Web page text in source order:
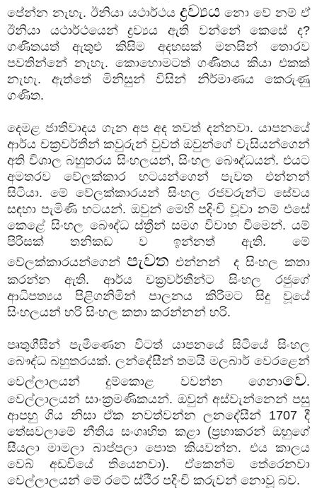
පේන්න නැහැ. ඊනියා යථාර්ථය ද්‍රව්‍යය නො වේ නම් ඒ
ඊනියා යථාර්ථයෙන් ද්‍රව්‍යය ඇති වන්නේ කෙසේ ද?
ගණිතයත් ඇතුළු කිසිම අදහසක් මනසින් තොරව
පවතින්නේ නැහැ. කොහොමටත් ගණිතය කියා එකක්
නැහැ. ඇත්තේ මිනිසුන් විසින් නිර්මාණය කෙරුණු
ගණිත.
දෙමළ ජාතිවාදය ගැන අප අද තවත් දන්නවා. යාපනයේ
ආර්ය චක්‍රවර්තීන් කවුරුන් වුවත් ඔවුන්ගේ වැසියන්ගෙන්
අති විශාල බහුතරය සිංහලයන්, සිංහල බෞද්ධයන්. එයට
අමතරව වේලක්කාර භටයන්ගෙන් පැවත එන්නන්
සිටියා. මේ වේලක්කාරයන් සිංහල රජවරුන්ට සේවය
සඳහා පැමිණි භටයන්. ඔවුන් මෙහි පදිංචි වූවා නම් එසේ
කෙළේ සිංහල බෞද්ධ ස්ත්‍රීන් සමග විවාහ වීමෙන්. යම්
පිරිසක් තනිකඩ ව ඉන්නත් ඇති. මේ
වේලක්කාරයන්ගෙන් පැවත එන්නන් ද සිංහල කතා
කරන්න ඇති. ආර්ය චක්‍රවර්තීන්ට සිංහල රජුගේ
ආධිපත්‍යය පිළිගනිමින් පාලනය කිරීමට සිදු වූයේ
සිංහලයන් හරි සිංහල කතා කරන්නන් හරි.
පෘතුගීසීන් පැමිණෙන විටත් යාපනයේ සිටියේ සිංහල
බෞද්ධ බහුතරයක්. ලන්දේසීන් තමයි මලබාර් වෙරළෙන්
වෙල්ලාලයන් දුම්කොළ වවන්න ගෙනාවෙ.
වෙල්ලාලයන් සාංක්‍රමණිකයන්. ඔවුන් අස්වැන්නෙන් පසු
ආපහු ගිය නිසා ඒක නවත්වන්න ලනදේසීන් 1707 දී
තේසවලාමේ නීතිය සංගෘහිත කළා (ප්‍රභාකරන් ඔහුගේ
සීයලා මාමලා බාප්පලා පොත කියවන්න. එය කාලය
වෙබ් අඩවියේ තියෙනවා). ඒකෙන්ම තේරෙනවා
වෙල්ලාලයන් මේ රටේ ස්ථිර පදිංචි කරුවන් නොවූ බව.